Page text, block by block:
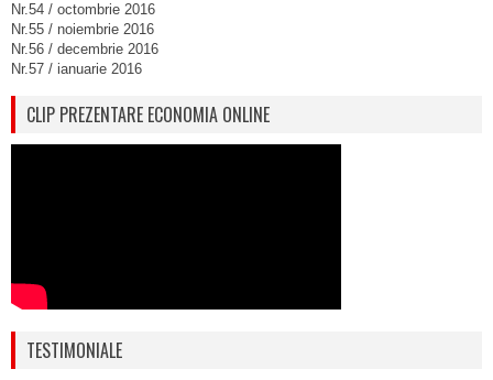
Nr.54 / octombrie 2016
Nr.55 / noiembrie 2016
Nr.56 / decembrie 2016
Nr.57 / ianuarie 2016
CLIP PREZENTARE ECONOMIA ONLINE
TESTIMONIALE